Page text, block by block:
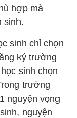
hợp mà
sinh.
sinh chỉ chọn
ký trường
sinh chọn
trường
nguyện vọng
nguyện